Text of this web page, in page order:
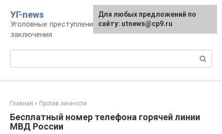
контенту
УГ-news
Уголовные преступления, наказания, места
заключения
Главная » Против личности
Бесплатный номер телефона горячей линии
МВД России
Для любых предложений по
сайту: utnews@cp9.ru